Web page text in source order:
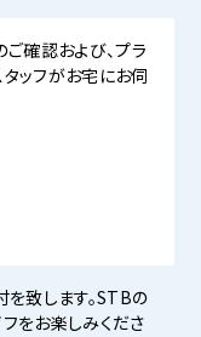
確認および、プラ
ッフがお宅にお伺
致します。STBの
をお楽しみくださ